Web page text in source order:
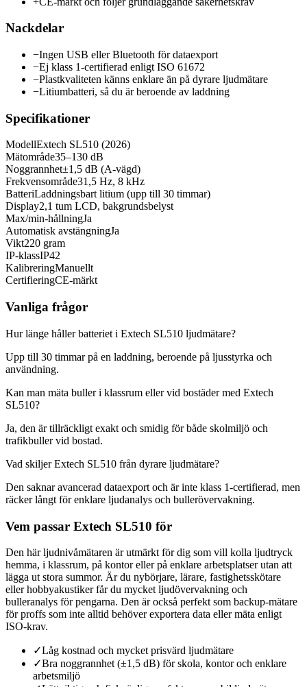
Nackdelar
−Ingen USB eller Bluetooth för dataexport
−Ej klass 1-certifierad enligt ISO 61672
−Plastkvaliteten känns enklare än på dyrare ljudmätare
−Litiumbatteri, så du är beroende av laddning
Specifikationer
ModellExtech SL510 (2026)
Mätområde35–130 dB
Noggrannhet±1,5 dB (A-vägd)
Frekvensområde31,5 Hz, 8 kHz
BatteriLaddningsbart litium (upp till 30 timmar)
Display2,1 tum LCD, bakgrundsbelyst
Max/min-hållningJa
Automatisk avstängningJa
Vikt220 gram
IP-klassIP42
KalibreringManuellt
CertifieringCE-märkt
Vanliga frågor
Hur länge håller batteriet i Extech SL510 ljudmätare?
Upp till 30 timmar på en laddning, beroende på ljusstyrka och
användning.
Kan man mäta buller i klassrum eller vid bostäder med Extech
SL510?
Ja, den är tillräckligt exakt och smidig för både skolmiljö och
trafikbuller vid bostad.
Vad skiljer Extech SL510 från dyrare ljudmätare?
Den saknar avancerad dataexport och är inte klass 1-certifierad, men
räcker långt för enklare ljudanalys och bullerövervakning.
Vem passar Extech SL510 för
Den här ljudnivåmätaren är utmärkt för dig som vill kolla ljudtryck
hemma, i klassrum, på kontor eller på enklare arbetsplatser utan att
lägga ut stora summor. Är du nybörjare, lärare, fastighetsskötare
eller hobbyakustiker får du mycket ljudövervakning och
bulleranalys för pengarna. Den är också perfekt som backup-mätare
för proffs som inte alltid behöver exportera data eller mäta enligt
ISO-krav.
✓Låg kostnad och mycket prisvärd ljudmätare
✓Bra noggrannhet (±1,5 dB) för skola, kontor och enklare
arbetsmiljö